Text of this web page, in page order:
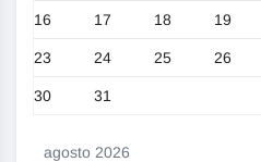
agosto 2026
16 17 18 19
23 24 25 26
30 31